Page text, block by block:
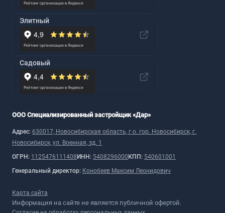
Элитный
Садовый
ООО Специализированный застройщик «Дар»
Адрес: 630017, Новосибирская область, г.о. гор. Новосибирск, г.
Новосибирск, ул. Военная, зд. 1
ОГРН: 1125476111408 ИНН: 5408296000 КПП: 540601001
Генеральный директор: Конобеев Максим Леонидович
Карта сайта
Информация на сайте не является публичной офертой.